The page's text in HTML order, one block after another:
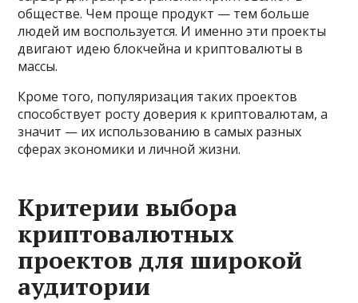
обществе. Чем проще продукт — тем больше
людей им воспользуется. И именно эти проекты
двигают идею блокчейна и криптовалюты в
массы.
Кроме того, популяризация таких проектов
способствует росту доверия к криптовалютам, а
значит — их использованию в самых разных
сферах экономики и личной жизни.
Критерии выбора
криптовалютных
проектов для широкой
аудитории